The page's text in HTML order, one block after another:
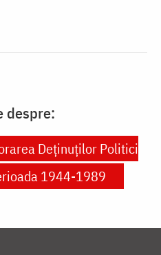
despre:
Deținuților Politici
1944-1989